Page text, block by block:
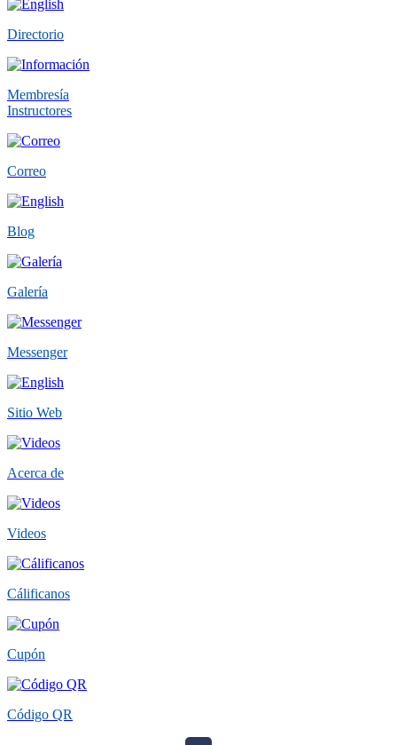
Directorio
Membresía
Instructores
Correo
Blog
Galería
Messenger
Sitio Web
Acerca de
Videos
Cálificanos
Cupón
Código QR